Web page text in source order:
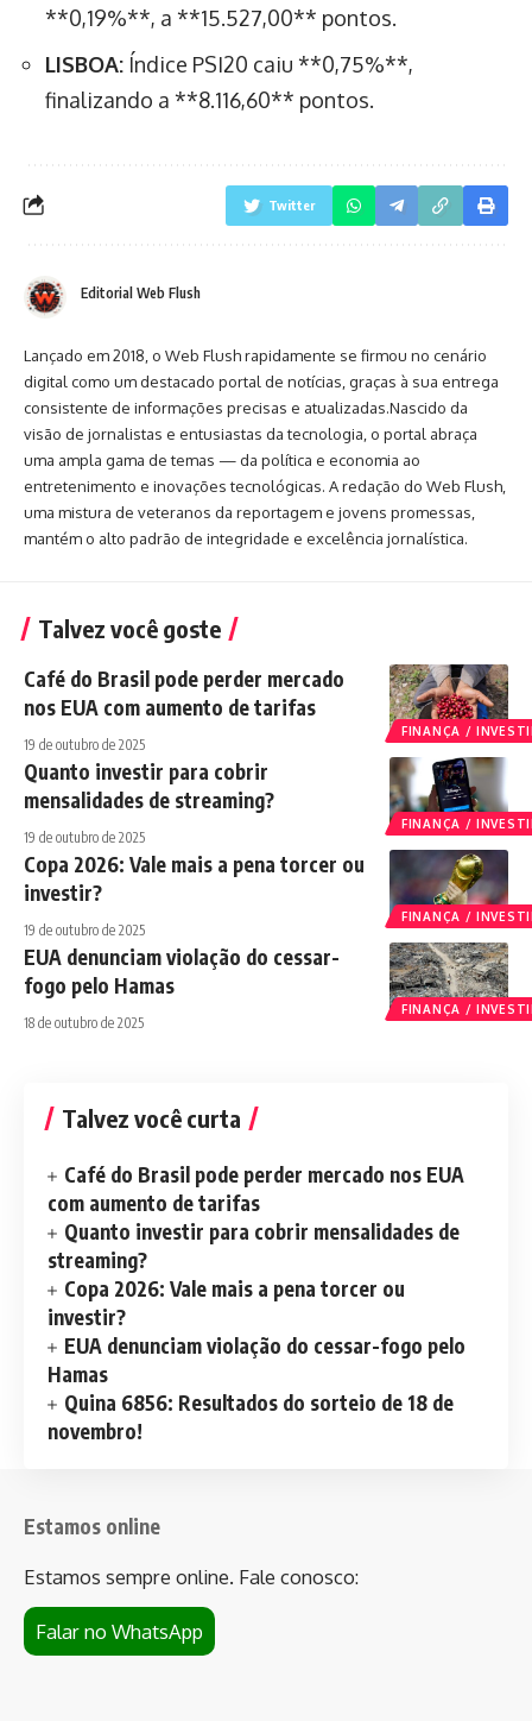
**0,19%**, a **15.527,00** pontos.
LISBOA: Índice PSI20 caiu **0,75%**,
finalizando a **8.116,60** pontos.
Twitter
Editorial Web Flush
Lançado em 2018, o Web Flush rapidamente se firmou no cenário
digital como um destacado portal de notícias, graças à sua entrega
consistente de informações precisas e atualizadas.Nascido da
visão de jornalistas e entusiastas da tecnologia, o portal abraça
uma ampla gama de temas — da política e economia ao
entretenimento e inovações tecnológicas. A redação do Web Flush,
uma mistura de veteranos da reportagem e jovens promessas,
mantém o alto padrão de integridade e excelência jornalística.
Talvez você goste
FINANÇA /
Café do Brasil pode perder mercado
nos EUA com aumento de tarifas
19 de outubro de 2025
FINANÇA /
Quanto investir para cobrir
mensalidades de streaming?
19 de outubro de 2025
FINANÇA /
Copa 2026: Vale mais a pena torcer ou
investir?
19 de outubro de 2025
FINANÇA /
EUA denunciam violação do cessar-
fogo pelo Hamas
18 de outubro de 2025
Talvez você curta
Café do Brasil pode perder mercado nos EUA
com aumento de tarifas
Quanto investir para cobrir mensalidades de
streaming?
Copa 2026: Vale mais a pena torcer ou
investir?
EUA denunciam violação do cessar-fogo pelo
Hamas
Quina 6856: Resultados do sorteio de 18 de
novembro!
Estamos online
Estamos sempre online. Fale conosco:
Falar no WhatsApp